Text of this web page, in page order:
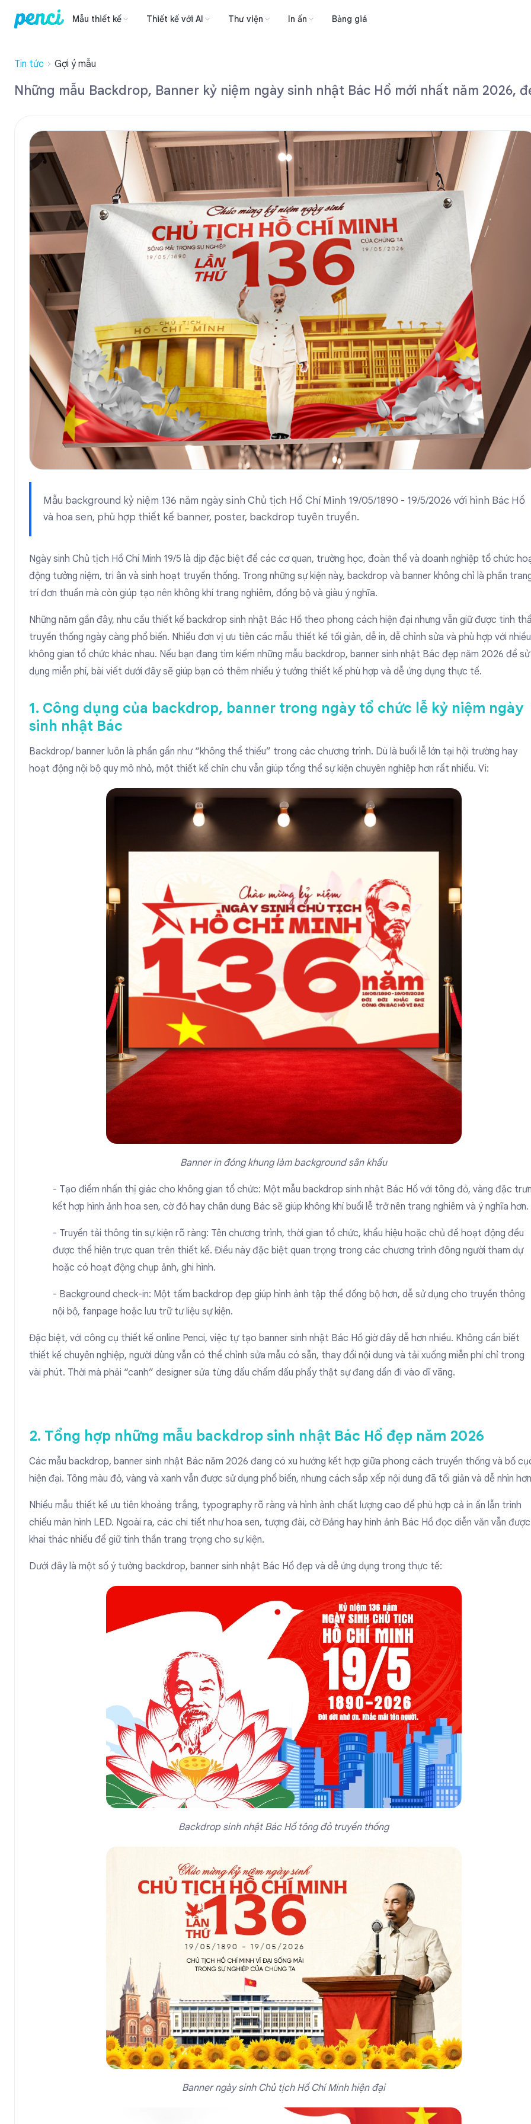
Mẫu thiết kế Thiết kế với AI Thư viện In ấn Bảng giá
Tin tức Gợi ý mẫu
Những mẫu Backdrop, Banner kỷ niệm ngày sinh nhật Bác Hồ mới nhất năm 2026,
Mẫu background kỷ niệm 136 năm ngày sinh Chủ tịch Hồ Chí Minh 19/05/1890 - 19/5/2026 với hình Bác Hồ
và hoa sen, phù hợp thiết kế banner, poster, backdrop tuyên truyền.
Ngày sinh Chủ tịch Hồ Chí Minh 19/5 là dịp đặc biệt để các cơ quan, trường học, đoàn thể và doanh nghiệp tổ chức
động tưởng niệm, tri ân và sinh hoạt truyền thống. Trong những sự kiện này, backdrop và banner không chỉ là phần
trí đơn thuần mà còn giúp tạo nên không khí trang nghiêm, đồng bộ và giàu ý nghĩa.
Những năm gần đây, nhu cầu thiết kế backdrop sinh nhật Bác Hồ theo phong cách hiện đại nhưng vẫn giữ được tinh
truyền thống ngày càng phổ biến. Nhiều đơn vị ưu tiên các mẫu thiết kế tối giản, dễ in, dễ chỉnh sửa và phù hợp với nhiều
không gian tổ chức khác nhau. Nếu bạn đang tìm kiếm những mẫu backdrop, banner sinh nhật Bác đẹp năm 2026 để sử
dụng miễn phí, bài viết dưới đây sẽ giúp bạn có thêm nhiều ý tưởng thiết kế phù hợp và dễ ứng dụng thực tế.
1. Công dụng của backdrop, banner trong ngày tổ chức lễ kỷ niệm ngày
sinh nhật Bác
Backdrop/ banner luôn là phần gần như “không thể thiếu” trong các chương trình. Dù là buổi lễ lớn tại hội trường hay
hoạt động nội bộ quy mô nhỏ, một thiết kế chỉn chu vẫn giúp tổng thể sự kiện chuyên nghiệp hơn rất nhiều. Vì:
Banner in đóng khung làm background sân khấu
- Tạo điểm nhấn thị giác cho không gian tổ chức: Một mẫu backdrop sinh nhật Bác Hồ với tông đỏ, vàng đặc
kết hợp hình ảnh hoa sen, cờ đỏ hay chân dung Bác sẽ giúp không khí buổi lễ trở nên trang nghiêm và ý nghĩa hơn.
- Truyền tải thông tin sự kiện rõ ràng: Tên chương trình, thời gian tổ chức, khẩu hiệu hoặc chủ đề hoạt động đều
được thể hiện trực quan trên thiết kế. Điều này đặc biệt quan trọng trong các chương trình đông người tham dự
hoặc có hoạt động chụp ảnh, ghi hình.
- Background check-in: Một tấm backdrop đẹp giúp hình ảnh tập thể đồng bộ hơn, dễ sử dụng cho truyền thông
nội bộ, fanpage hoặc lưu trữ tư liệu sự kiện.
Đặc biệt, với công cụ thiết kế online Penci, việc tự tạo banner sinh nhật Bác Hồ giờ đây dễ hơn nhiều. Không cần biết
thiết kế chuyên nghiệp, người dùng vẫn có thể chỉnh sửa mẫu có sẵn, thay đổi nội dung và tải xuống miễn phí chỉ trong
vài phút. Thời mà phải “canh” designer sửa từng dấu chấm dấu phẩy thật sự đang dần đi vào dĩ vãng.
2. Tổng hợp những mẫu backdrop sinh nhật Bác Hồ đẹp năm 2026
Các mẫu backdrop, banner sinh nhật Bác năm 2026 đang có xu hướng kết hợp giữa phong cách truyền thống và bố
hiện đại. Tông màu đỏ, vàng và xanh vẫn được sử dụng phổ biến, nhưng cách sắp xếp nội dung đã tối giản và dễ nhìn
Nhiều mẫu thiết kế ưu tiên khoảng trắng, typography rõ ràng và hình ảnh chất lượng cao để phù hợp cả in ấn lẫn trình
chiếu màn hình LED. Ngoài ra, các chi tiết như hoa sen, tượng đài, cờ Đảng hay hình ảnh Bác Hồ đọc diễn văn vẫn được
khai thác nhiều để giữ tinh thần trang trọng cho sự kiện.
Dưới đây là một số ý tưởng backdrop, banner sinh nhật Bác Hồ đẹp và dễ ứng dụng trong thực tế:
Backdrop sinh nhật Bác Hồ tông đỏ truyền thống
Banner ngày sinh Chủ tịch Hồ Chí Minh hiện đại